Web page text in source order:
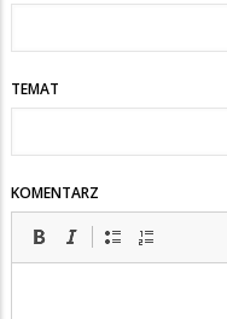
TEMAT
KOMENTARZ